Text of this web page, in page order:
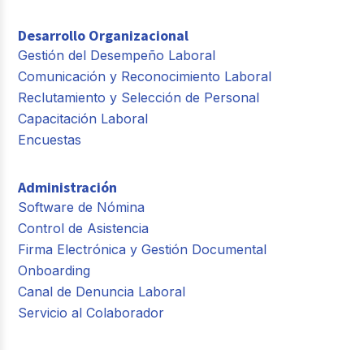
Desarrollo Organizacional
Gestión del Desempeño Laboral
Comunicación y Reconocimiento Laboral
Reclutamiento y Selección de Personal
Capacitación Laboral
Encuestas
Administración
Software de Nómina
Control de Asistencia
Firma Electrónica y Gestión Documental
Onboarding
Canal de Denuncia Laboral
Servicio al Colaborador